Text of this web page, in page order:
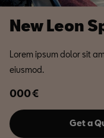
New Leon
Lorem ipsum dolor sit
eiusmod.
000€
Get a